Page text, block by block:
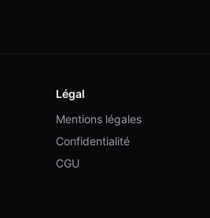
Légal
Mentions légales
Confidentialité
CGU